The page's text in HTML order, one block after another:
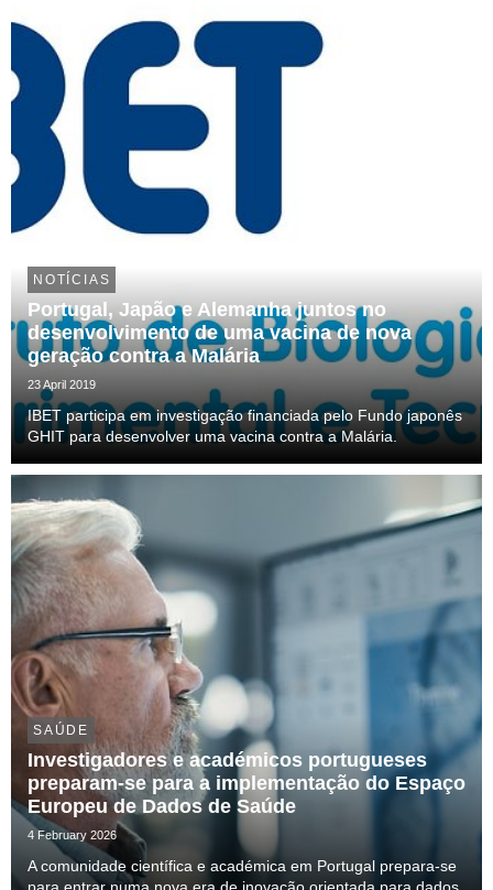
NOTÍCIAS
Portugal, Japão e Alemanha juntos no
desenvolvimento de uma vacina de nova
geração contra a Malária
23 April 2019
IBET participa em investigação financiada pelo Fundo japonês
GHIT para desenvolver uma vacina contra a Malária.
SAÚDE
Investigadores e académicos portugueses
preparam-se para a implementação do Espaço
Europeu de Dados de Saúde
4 February 2026
A comunidade científica e académica em Portugal prepara-se